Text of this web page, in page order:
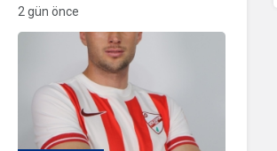
2 gün önce